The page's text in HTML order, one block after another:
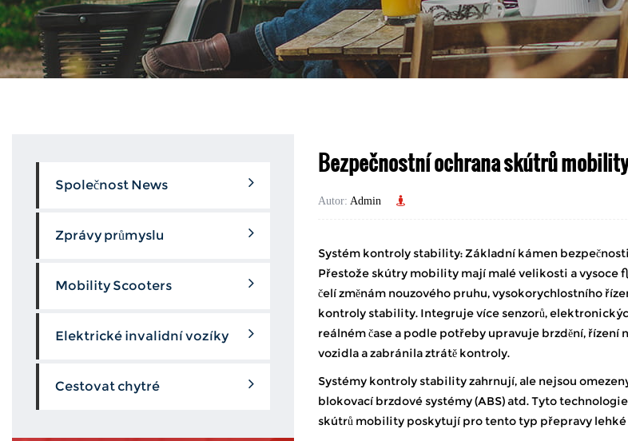
Společnost News
Zprávy průmyslu
Mobility Scooters
Elektrické invalidní vozíky
Cestovat chytré
Bezpečnostní ochrana skútrů
Autor: Admin
Systém kontroly stability: Základní kámen bezpečnosti
Přestože skútry mobility mají malé velikosti a
čelí změnám nouzového pruhu, vysokorychlostního
kontroly stability. Integruje více senzorů,
reálném čase a podle potřeby upravuje brzdění,
vozidla a zabránila ztrátě kontroly.
Systémy kontroly stability zahrnují, ale nejsou
blokovací brzdové systémy (ABS) atd. Tyto
skútrů mobility poskytují pro tento typ přepravy lehké